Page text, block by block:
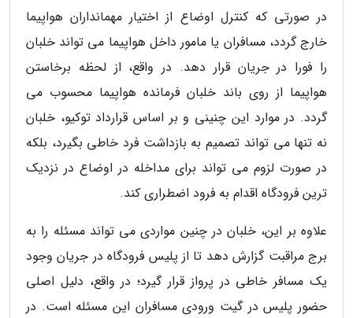
در صورتی که کنترل اوضاع از اختیار مهمانداران هواپیما
خارج گردد، مسافران یا مامور داخل هواپیما می تواند خلبان
را فورا در جریان قرار دهد. در واقع، از لحظه برخاستن
هواپیما از روی باند خلبان فرمانده هواپیما محسوب می
گردد. در موارد این چنینی و بر اساس قرارداد توکیو، خلبان
نه تنها می تواند تصمیم به بازداشت فرد خاطی بگیرد، بلکه
در صورت لزوم می تواند برای مداخله در اوضاع در نزدیک
ترین فرودگاه اقدام به فرود اضطراری کند.
علاوه بر این، خلبان در چنین مواردی می تواند مسئله را به
برج مراقبت گزارش دهد تا از پلیس فرودگاه در جریان وجود
یک مسافر خاطی در پرواز قرار گیرد؛ در واقع، دلیل اصلی
حضور پلیس در گیت ورودی مسافران این مسئله است. در